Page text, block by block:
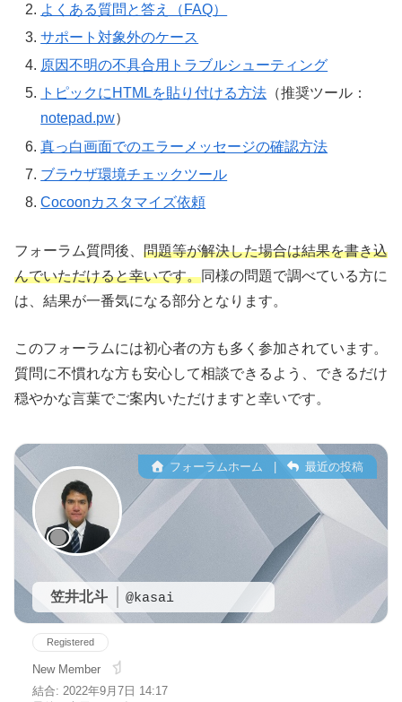
よくある質問と答え（FAQ）
サポート対象外のケース
原因不明の不具合用トラブルシューティング
トピックにHTMLを貼り付ける方法 （推奨ツール：
notepad.pw）
真っ白画面でのエラーメッセージの確認方法
ブラウザ環境チェックツール
Cocoonカスタマイズ依頼
フォーラム質問後、 問題等が解決した場合は結果を書き込
んでいただけると幸いです。同様の問題で調べている方に
は、結果が一番気になる部分となります。
このフォーラムには初心者の方も多く参加されています。
質問に不慣れな方も安心して相談できるよう、できるだけ
穏やかな言葉でご案内いただけますと幸いです。
笠井北斗 @kasai
フォーラムホーム | 最近の投稿
Registered
New Member
結合: 2022年9月7日 14:17